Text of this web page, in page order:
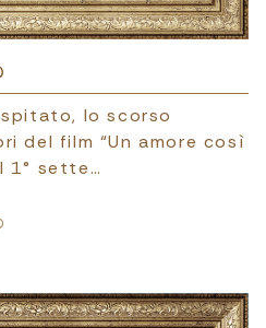
lo scorso
del film “Un amore così
1° sette…